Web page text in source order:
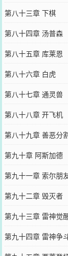
第八十三章 下棋
第八十四章 汤普森
第八十五章 库莱恩
第八十六章 白虎
第八十七章 通灵兽
第八十八章 开飞机
第八十九章 善恶分
第九十章 阿斯加德
第九十一章 索尔朋
第九十二章 毁灭者
第九十三章 雷神觉
第九十四章 雷神争